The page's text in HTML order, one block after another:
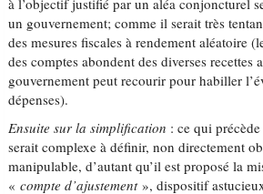
à l’objectif justifié par un aléa conjoncturel
un gouvernement; comme il serait très
des mesures fiscales à rendement aléatoire
des comptes abondent des diverses recettes
gouvernement peut recourir pour habiller
dépenses).
Ensuite sur la simplification : ce qui
serait complexe à définir, non directement
manipulable, d’autant qu’il est proposé la
«compte d’ajustement», dispositif